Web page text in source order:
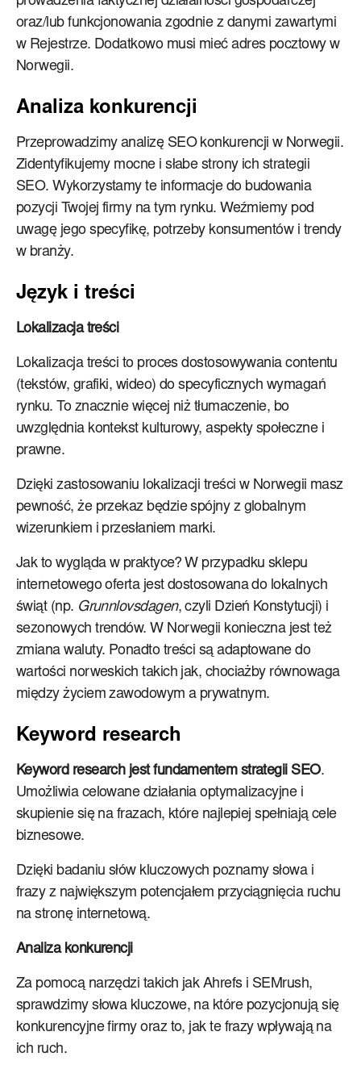
oraz/lub funkcjonowania zgodnie z danymi zawartymi
w Rejestrze. Dodatkowo musi mieć adres pocztowy w
Norwegii.
Analiza konkurencji
Przeprowadzimy analizę SEO konkurencji w Norwegii.
Zidentyfikujemy mocne i słabe strony ich strategii
SEO. Wykorzystamy te informacje do budowania
pozycji Twojej firmy na tym rynku. Weźmiemy pod
uwagę jego specyfikę, potrzeby konsumentów i trendy
w branży.
Język i treści
Lokalizacja treści
Lokalizacja treści to proces dostosowywania contentu
(tekstów, grafiki, wideo) do specyficznych wymagań
rynku. To znacznie więcej niż tłumaczenie, bo
uwzględnia kontekst kulturowy, aspekty społeczne i
prawne.
Dzięki zastosowaniu lokalizacji treści w Norwegii masz
pewność, że przekaz będzie spójny z globalnym
wizerunkiem i przesłaniem marki.
Jak to wygląda w praktyce? W przypadku sklepu
internetowego oferta jest dostosowana do lokalnych
świąt (np. Grunnlovsdagen, czyli Dzień Konstytucji) i
sezonowych trendów. W Norwegii konieczna jest też
zmiana waluty. Ponadto treści są adaptowane do
wartości norweskich takich jak, chociażby równowaga
między życiem zawodowym a prywatnym.
Keyword research
Keyword research jest fundamentem strategii SEO.
Umożliwia celowane działania optymalizacyjne i
skupienie się na frazach, które najlepiej spełniają cele
biznesowe.
Dzięki badaniu słów kluczowych poznamy słowa i
frazy z największym potencjałem przyciągnięcia ruchu
na stronę internetową.
Analiza konkurencji
Za pomocą narzędzi takich jak Ahrefs i SEMrush,
sprawdzimy słowa kluczowe, na które pozycjonują się
konkurencyjne firmy oraz to, jak te frazy wpływają na
ich ruch.